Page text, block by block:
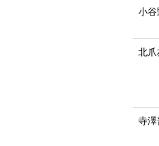
小
北
寺澤